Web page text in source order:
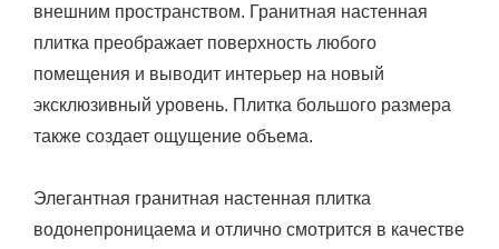
внешним пространством. Гранитная настенная
плитка преображает поверхность любого
помещения и выводит интерьер на новый
эксклюзивный уровень. Плитка большого размера
также создает ощущение объема.
Элегантная гранитная настенная плитка
водонепроницаема и отлично смотрится в качестве